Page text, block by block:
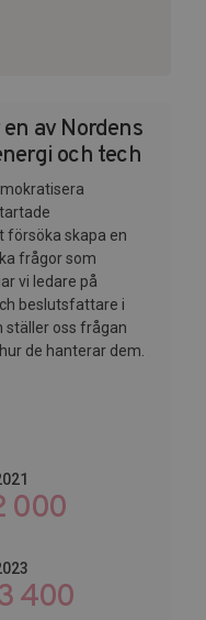
av Nordens
och tech
försöka skapa en
frågor som
vi ledare på
beslutsfattare i
ställer oss frågan
de hanterar dem.
000
400